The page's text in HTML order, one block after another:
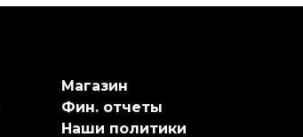
Магазин
Фин. отчеты
Наши политики